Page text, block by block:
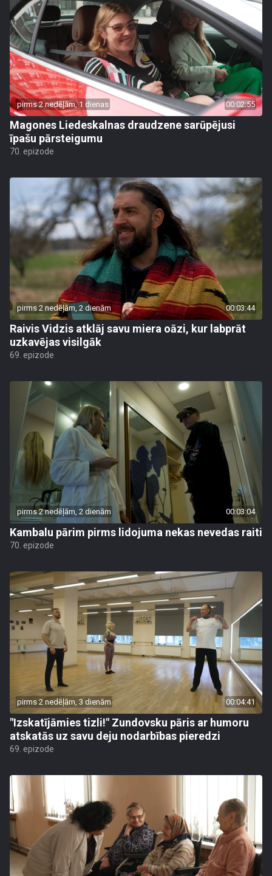
pirms 2 nedēļām, 1 dienas 00:02:55
Magones Liedeskalnas draudzene sarūpējusi
īpašu pārsteigumu
70. epizode
pirms 2 nedēļām, 2 dienām 00:03:44
Raivis Vidzis atklāj savu miera oāzi, kur labprāt
uzkavējas visilgāk
69. epizode
pirms 2 nedēļām, 2 dienām 00:03:04
Kambalu pārim pirms lidojuma nekas nevedas raiti
70. epizode
pirms 2 nedēļām, 3 dienām 00:04:41
"Izskatījāmies tizli!" Zundovsku pāris ar humoru
atskatās uz savu deju nodarbības pieredzi
69. epizode